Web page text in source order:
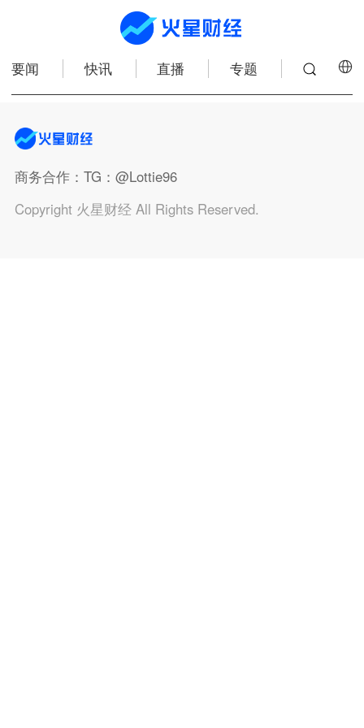
要闻 快讯 直播 专题
商务合作：TG：@Lottie96
Copyright 火星财经 All Rights Reserved.